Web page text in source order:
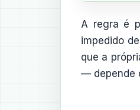
A regra é
impedido
que a
— depende